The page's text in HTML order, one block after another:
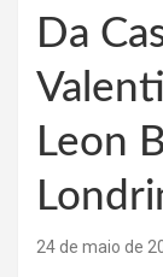
Da
Leon
24 de maio de